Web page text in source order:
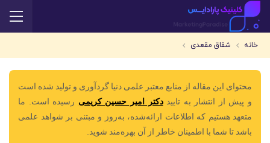
خانه شقاق مقعدی
محتوای این مقاله از منابع معتبر علمی دنیا گردآوری و تولید شده است
و پیش از انتشار به تاییددکتر امیر حسین کریمی رسیده است. ما
متعهد هستیم که اطلاعات ارائه‌شده، به‌روز و مبتنی بر شواهد علمی
باشد تا شما با اطمینان خاطر از آن بهره‌مند شوید.